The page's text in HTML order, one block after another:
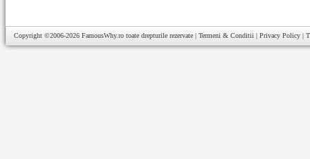
Copyright ©2006-2026 FamousWhy.ro toate drepturile rezervate | Termeni & Conditii | Privacy Policy |